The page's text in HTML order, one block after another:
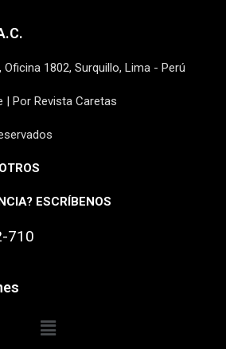
Oficina 1802, Surquillo, Lima - Perú
Por Revista Caretas
ESCRÍBENOS
710